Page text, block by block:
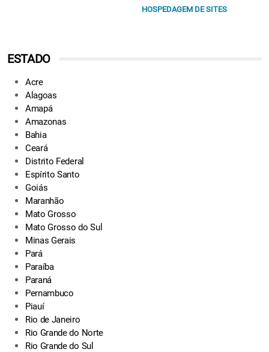
HOSPEDAGEM DE SITES
ESTADO
Acre
Alagoas
Amapá
Amazonas
Bahia
Ceará
Distrito Federal
Espírito Santo
Goiás
Maranhão
Mato Grosso
Mato Grosso do Sul
Minas Gerais
Pará
Paraíba
Paraná
Pernambuco
Piauí
Rio de Janeiro
Rio Grande do Norte
Rio Grande do Sul